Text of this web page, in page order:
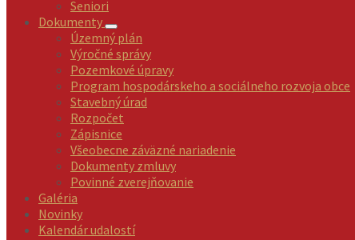
Seniori
Dokumenty
Územný plán
Výročné správy
Pozemkové úpravy
Program hospodárskeho a sociálneho rozvoja obce
Stavebný úrad
Rozpočet
Zápisnice
Všeobecne záväzné nariadenie
Dokumenty zmluvy
Povinné zverejňovanie
Galéria
Novinky
Kalendár udalostí